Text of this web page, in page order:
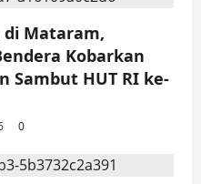
Mataram,
Kobarkan
Sambut HUT RI ke-
0